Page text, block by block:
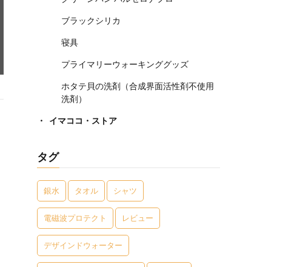
ブラックシリカ
寝具
プライマリーウォーキンググッズ
ホタテ貝の洗剤（合成界面活性剤不使用
洗剤）
イマココ・ストア
タグ
銀水 タオル シャツ
電磁波プロテクト レビュー
デザインドウォーター